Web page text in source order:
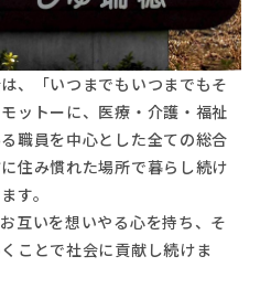
、「いつまでもいつまでもそ
ットーに、医療・介護・福祉
職員を中心とした全ての総合
住み慣れた場所で暮らし続け
す。
互いを想いやる心を持ち、そ
ことで社会に貢献し続けま